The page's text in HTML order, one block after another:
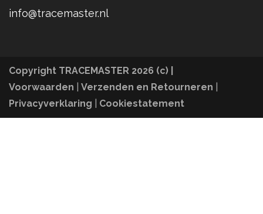
info@tracemaster.nl
Copyright TRACEMASTER 2026 (c) |
Voorwaarden
Verzenden en Retourneren
Privacyverklaring
Cookiestatement